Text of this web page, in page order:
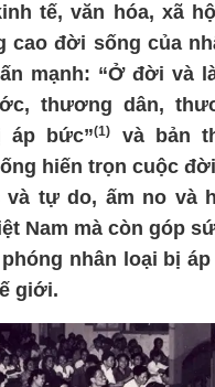
tế, văn hóa, xã
cao đời sống của
mạnh: “Ở đời và
thương dân,
áp bức”(1)
và bản
hiến trọn cuộc
và tự do, ấm no và
Nam mà còn góp
nhân loại bị
giới.